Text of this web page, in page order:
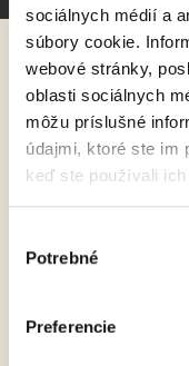
sociálnych médií a
súbory cookie.
webové stránky,
oblasti sociálnych
môžu príslušné
údajmi, ktoré ste im
keď ste používali ich
súhlasu
Potrebné
Preferencie
Späť
Vlna
Uprostred šialenej
ako všetkých
Zobraziť viac